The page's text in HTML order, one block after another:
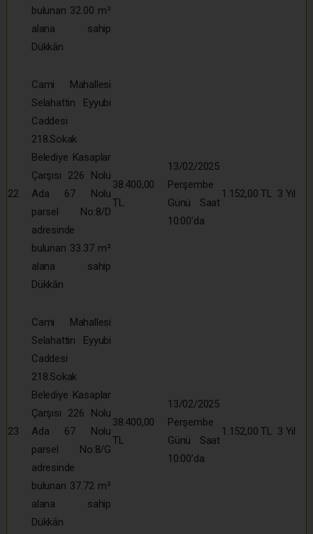
bulunan 32.00 m²
alana sahip
Dükkân
22
Cami Mahallesi
Selahattin Eyyubi
Caddesi
218.Sokak
Belediye Kasaplar
Çarşısı 226 Nolu
Ada 67 Nolu
parsel No:8/D
adresinde
bulunan 33.37 m²
alana sahip
Dükkân
38.400,00
TL
13/02/2025
Perşembe
Günü Saat
10:00’da
1.152,00 TL 3 Yıl
23
Cami Mahallesi
Selahattin Eyyubi
Caddesi
218.Sokak
Belediye Kasaplar
Çarşısı 226 Nolu
Ada 67 Nolu
parsel No:8/G
adresinde
bulunan 37.72 m²
alana sahip
Dükkân
38.400,00
TL
13/02/2025
Perşembe
Günü Saat
10:00’da
1.152,00 TL 3 Yıl